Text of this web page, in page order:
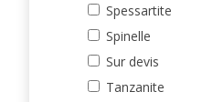
Spessartite
Spinelle
Sur devis
Tanzanite